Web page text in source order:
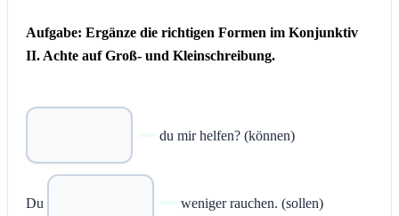
Aufgabe: Ergänze die richtigen Formen im Konjunktiv
II. Achte auf Groß- und Kleinschreibung.
du mir helfen? (können)
Du weniger rauchen. (sollen)